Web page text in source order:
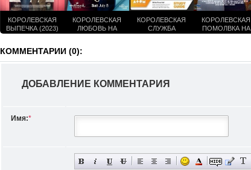
КОРОЛЕВСКАЯ
ВЫПЕЧКА (2023)
КОРОЛЕВСКАЯ
ЛЮБОВЬ НА
КОРОЛЕВСКАЯ
СЛУЖБА
КОРОЛЕВСКАЯ
ПОМОЛВКА НА
КОММЕНТАРИИ (0):
ДОБАВЛЕНИЕ КОММЕНТАРИЯ
Имя:*